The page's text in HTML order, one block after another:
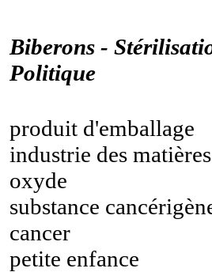
Biberons -
Politique
produit d'emballage
industrie des
oxyde
substance
cancer
petite enfance